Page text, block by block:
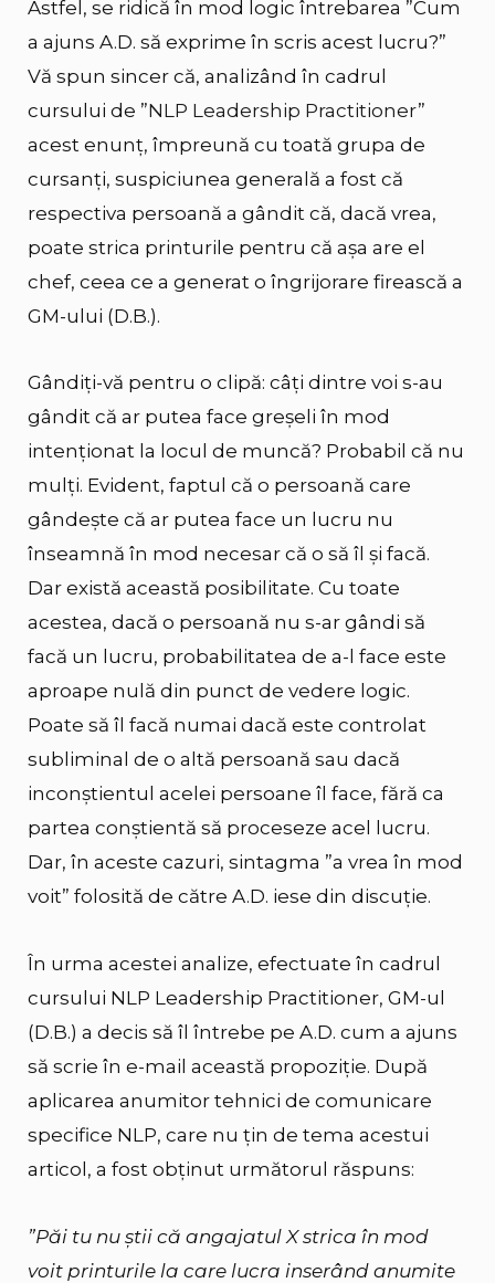
Astfel, se ridică în mod logic întrebarea ”Cum
a ajuns A.D. să exprime în scris acest lucru?”
Vă spun sincer că, analizând în cadrul
cursului de ”NLP Leadership Practitioner”
acest enunț, împreună cu toată grupa de
cursanți, suspiciunea generală a fost că
respectiva persoană a gândit că, dacă vrea,
poate strica printurile pentru că așa are el
chef, ceea ce a generat o îngrijorare firească a
GM-ului (D.B.).
Gândiți-vă pentru o clipă: câți dintre voi s-au
gândit că ar putea face greșeli în mod
intenționat la locul de muncă? Probabil că nu
mulți. Evident, faptul că o persoană care
gândește că ar putea face un lucru nu
înseamnă în mod necesar că o să îl și facă.
Dar există această posibilitate. Cu toate
acestea, dacă o persoană nu s-ar gândi să
facă un lucru, probabilitatea de a-l face este
aproape nulă din punct de vedere logic.
Poate să îl facă numai dacă este controlat
subliminal de o altă persoană sau dacă
inconștientul acelei persoane îl face, fără ca
partea conștientă să proceseze acel lucru.
Dar, în aceste cazuri, sintagma ”a vrea în mod
voit” folosită de către A.D. iese din discuție.
În urma acestei analize, efectuate în cadrul
cursului NLP Leadership Practitioner, GM-ul
(D.B.) a decis să îl întrebe pe A.D. cum a ajuns
să scrie în e-mail această propoziție. După
aplicarea anumitor tehnici de comunicare
specifice NLP, care nu țin de tema acestui
articol, a fost obținut următorul răspuns:
”Păi tu nu știi că angajatul X strica în mod
voit printurile la care lucra inserând anumite